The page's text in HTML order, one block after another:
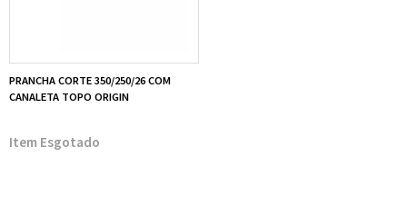
PRANCHA CORTE 350/250/26 COM
CANALETA TOPO ORIGIN
Esgotado